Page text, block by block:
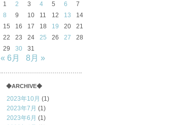
1
2 3 4 5 6
7
8
9 10 11 12 13
14
15
16 17 18 19 20
21
22
23 24 25 26 27
28
29
30 31
« 6月 8月 »
◆ARCHIVE◆
2023年10月 (1)
2023年7月 (1)
2023年6月 (1)